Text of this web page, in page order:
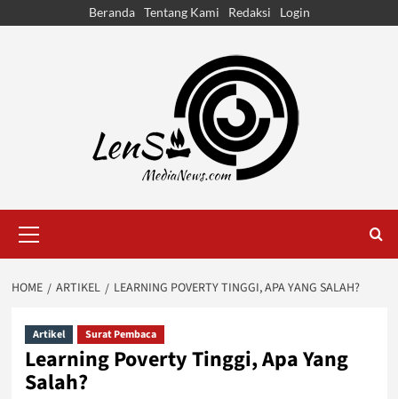
Beranda Tentang Kami Redaksi Login
Menu
HOME ARTIKEL LEARNING POVERTY TINGGI, APA YANG SALAH?
Artikel Surat Pembaca
Learning Poverty Tinggi, Apa Yang
Salah?